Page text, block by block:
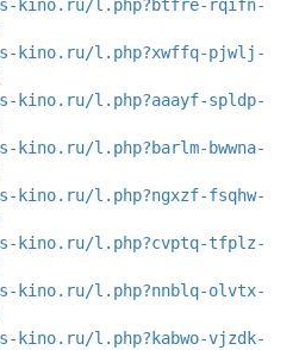
kino.ru/l.php?btfre-rqifn-
kino.ru/l.php?xwffq-pjwlj-
kino.ru/l.php?aaayf-spldp-
kino.ru/l.php?barlm-bwwna-
kino.ru/l.php?ngxzf-fsqhw-
kino.ru/l.php?cvptq-tfplz-
kino.ru/l.php?nnblq-olvtx-
kino.ru/l.php?kabwo-vjzdk-